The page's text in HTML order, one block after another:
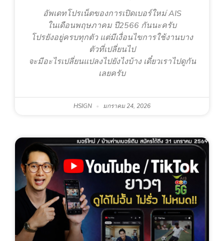
อัพเดทโปรเน็ตของการเปิดเบอร์ใหม่ AIS
ในเดือนพฤษภาคม ปี2566 กันนะครับ
โปรยังอยู่ครบทุกตัว แต่มีเงื่อนไขการใช้งานบาง
ตัวที่เปลี่ยนไป
จะมีอะไรเปลี่ยนแปลงไปยังไงบ้าง เดี๋ยวเราไปดูกัน
เลยครับ
HSIGN มกราคม 24, 2026